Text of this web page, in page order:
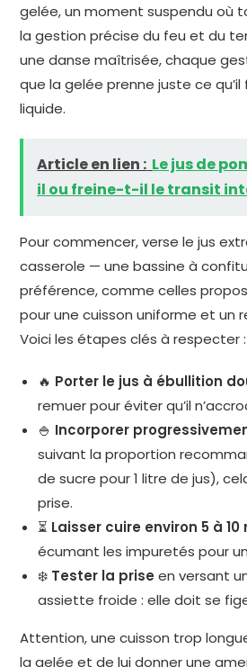
gelée, un moment suspendu où
la gestion précise du feu et du
une danse maîtrisée, chaque
que la gelée prenne juste ce
liquide.
Article en lien : Le jus de
il ou freine-t-il le transit
Pour commencer, verse le jus
casserole — une bassine à
préférence, comme celles
pour une cuisson uniforme et un
Voici les étapes clés à respecter :
🔥 Porter le jus à ébullition
remuer pour éviter qu’il
🍚 Incorporer
suivant la proportion
de sucre pour 1 litre de jus),
prise.
⏳ Laisser cuire environ 5 à
écumant les impuretés pour
❄️ Tester la prise en versant
assiette froide : elle doit se
Attention, une cuisson trop
la gelée et de lui donner une